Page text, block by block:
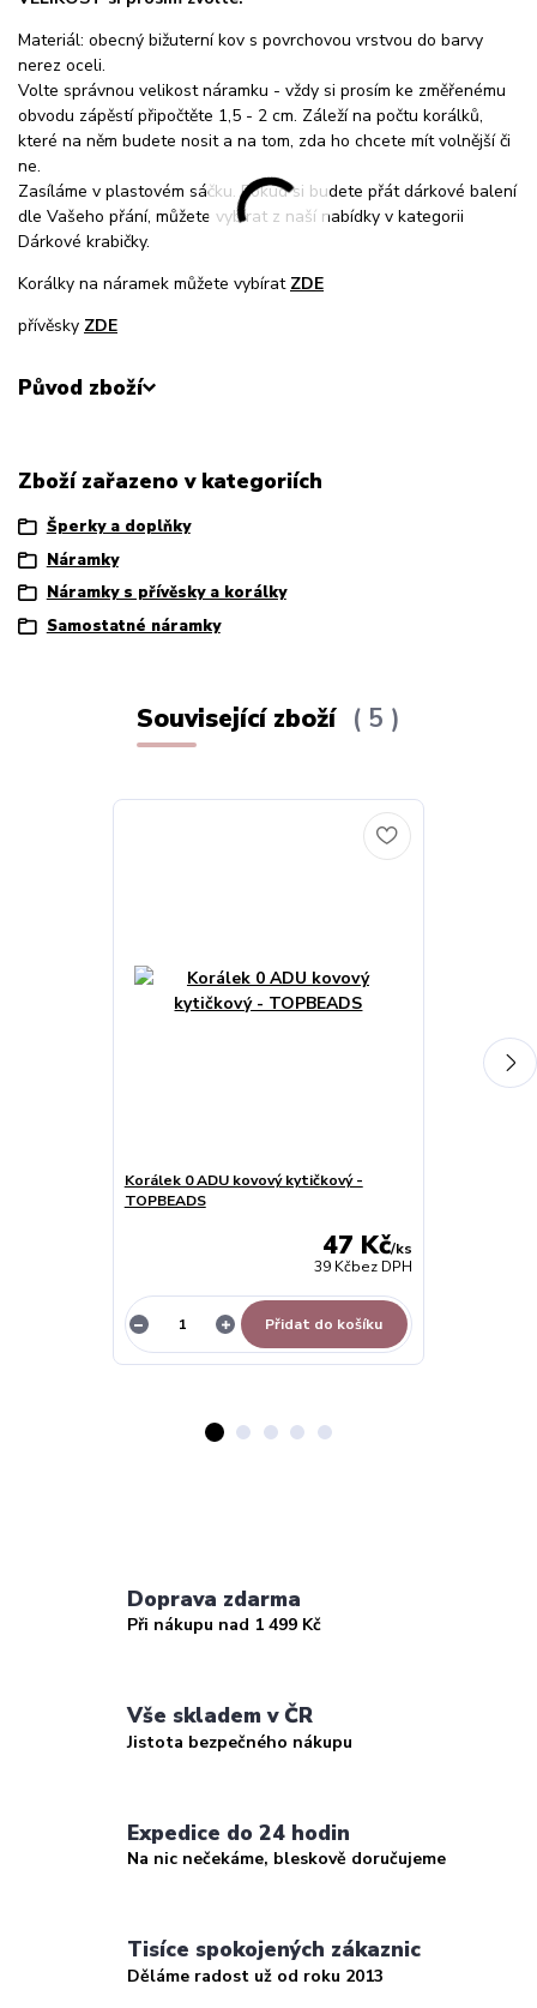
Materiál: obecný bižuterní kov s povrchovou vrstvou do barvy
nerez oceli.
Volte správnou velikost náramku - vždy si prosím ke změřenému
obvodu zápěstí připočtěte 1,5 - 2 cm. Záleží na počtu korálků,
které na něm budete nosit a na tom, zda ho chcete mít volnější či
ne.
Zasíláme v plastovém sáčku. Pokud si budete přát dárkové balení
dle Vašeho přání, můžete vybírat z naší nabídky v kategorii
Dárkové krabičky.
Korálky na náramek můžete vybírat ZDE
přívěsky ZDE
Původ zboží
Zboží zařazeno v kategoriích
Šperky a doplňky
Náramky
Náramky s přívěsky a korálky
Samostatné náramky
Související zboží 5
Korálek 0 ADU kovový kytičkový -
TOPBEADS
47 Kč/ks
39 Kčbez DPH
Přidat do košíku
Doprava zdarma
Při nákupu nad 1 499 Kč
Vše skladem v ČR
Jistota bezpečného nákupu
Expedice do 24 hodin
Na nic nečekáme, bleskově doručujeme
Tisíce spokojených zákaznic
Děláme radost už od roku 2013